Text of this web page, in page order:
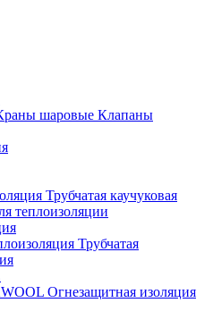
шаровые Клапаны
Трубчатая каучуковая
теплоизоляции
Трубчатая
Огнезащитная изоляция